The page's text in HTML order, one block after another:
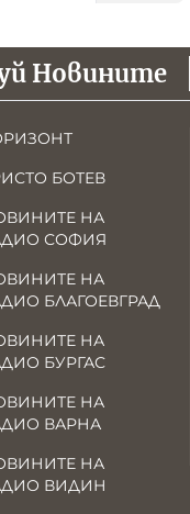
Новините
БОТЕВ
НА
СОФИЯ
НА
БЛАГОЕВГРАД
НА
БУРГАС
НА
ВАРНА
НА
ВИДИН